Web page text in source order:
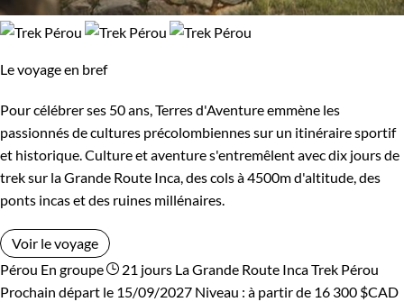
Le voyage en bref
Pour célébrer ses 50 ans, Terres d'Aventure emmène les
passionnés de cultures précolombiennes sur un itinéraire sportif
et historique. Culture et aventure s'entremêlent avec dix jours de
trek sur la Grande Route Inca, des cols à 4500m d'altitude, des
ponts incas et des ruines millénaires.
Voir le voyage
Pérou En groupe 21 jours La Grande Route IncaTrek Pérou
Prochain départ le 15/09/2027 Niveau : à partir de 16 300 $CAD